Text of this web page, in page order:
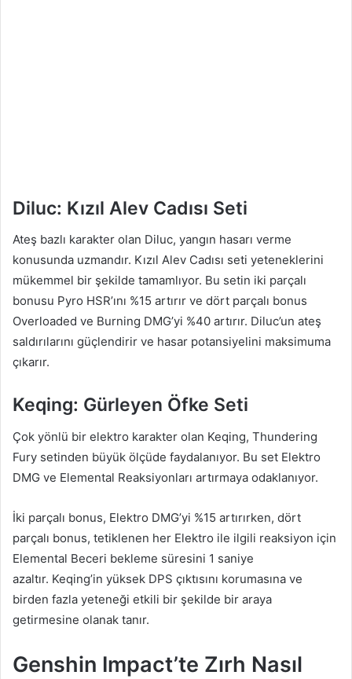
Diluc: Kızıl Alev Cadısı Seti
Ateş bazlı karakter olan Diluc, yangın hasarı verme
konusunda uzmandır. Kızıl Alev Cadısı seti yeteneklerini
mükemmel bir şekilde tamamlıyor. Bu setin iki parçalı
bonusu Pyro HSR’ını %15 artırır ve dört parçalı bonus
Overloaded ve Burning DMG’yi %40 artırır. Diluc’un ateş
saldırılarını güçlendirir ve hasar potansiyelini maksimuma
çıkarır.
Keqing: Gürleyen Öfke Seti
Çok yönlü bir elektro karakter olan Keqing, Thundering
Fury setinden büyük ölçüde faydalanıyor. Bu set Elektro
DMG ve Elemental Reaksiyonları artırmaya odaklanıyor.
İki parçalı bonus, Elektro DMG’yi %15 artırırken, dört
parçalı bonus, tetiklenen her Elektro ile ilgili reaksiyon için
Elemental Beceri bekleme süresini 1 saniye
azaltır. Keqing’in yüksek DPS çıktısını korumasına ve
birden fazla yeteneği etkili bir şekilde bir araya
getirmesine olanak tanır.
Genshin Impact’te Zırh Nasıl